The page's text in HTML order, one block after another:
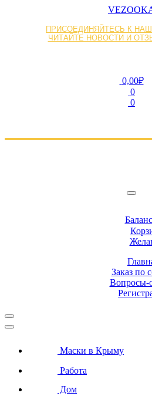
ПРИСОЕДИНЯЙТЕСЬ К
ЧИТАЙТЕ НОВОСТИ И
0,00₽
0
0
Заказ по
Вопросы-
Маски в Крыму
Работа
Дом